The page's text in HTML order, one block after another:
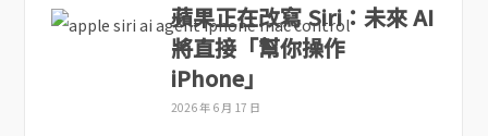
蘋果正在改寫 Siri：未來 AI
將直接「幫你操作
iPhone」
2026 年 6 月 17 日